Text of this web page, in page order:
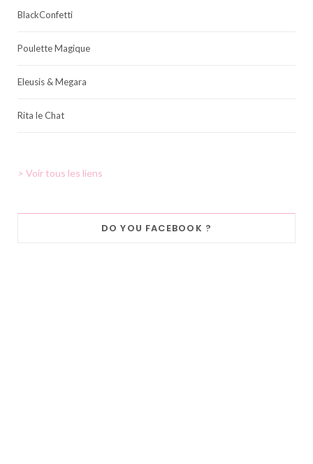
BlackConfetti
Poulette Magique
Eleusis & Megara
Rita le Chat
> Voir tous les liens
DO YOU FACEBOOK ?